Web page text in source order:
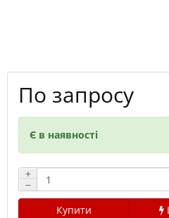
По запросу
Є в наявності
+
−
Купити